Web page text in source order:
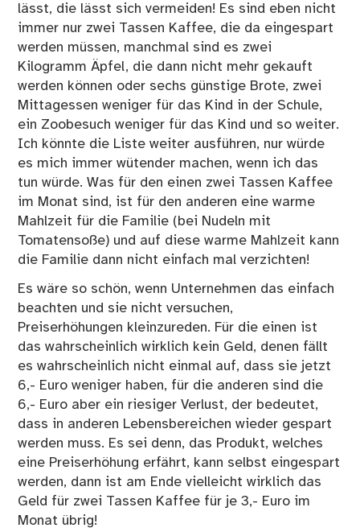
lässt, die lässt sich vermeiden! Es sind eben nicht
immer nur zwei Tassen Kaffee, die da eingespart
werden müssen, manchmal sind es zwei
Kilogramm Äpfel, die dann nicht mehr gekauft
werden können oder sechs günstige Brote, zwei
Mittagessen weniger für das Kind in der Schule,
ein Zoobesuch weniger für das Kind und so weiter.
Ich könnte die Liste weiter ausführen, nur würde
es mich immer wütender machen, wenn ich das
tun würde. Was für den einen zwei Tassen Kaffee
im Monat sind, ist für den anderen eine warme
Mahlzeit für die Familie (bei Nudeln mit
Tomatensoße) und auf diese warme Mahlzeit kann
die Familie dann nicht einfach mal verzichten!
Es wäre so schön, wenn Unternehmen das einfach
beachten und sie nicht versuchen,
Preiserhöhungen kleinzureden. Für die einen ist
das wahrscheinlich wirklich kein Geld, denen fällt
es wahrscheinlich nicht einmal auf, dass sie jetzt
6,- Euro weniger haben, für die anderen sind die
6,- Euro aber ein riesiger Verlust, der bedeutet,
dass in anderen Lebensbereichen wieder gespart
werden muss. Es sei denn, das Produkt, welches
eine Preiserhöhung erfährt, kann selbst eingespart
werden, dann ist am Ende vielleicht wirklich das
Geld für zwei Tassen Kaffee für je 3,- Euro im
Monat übrig!